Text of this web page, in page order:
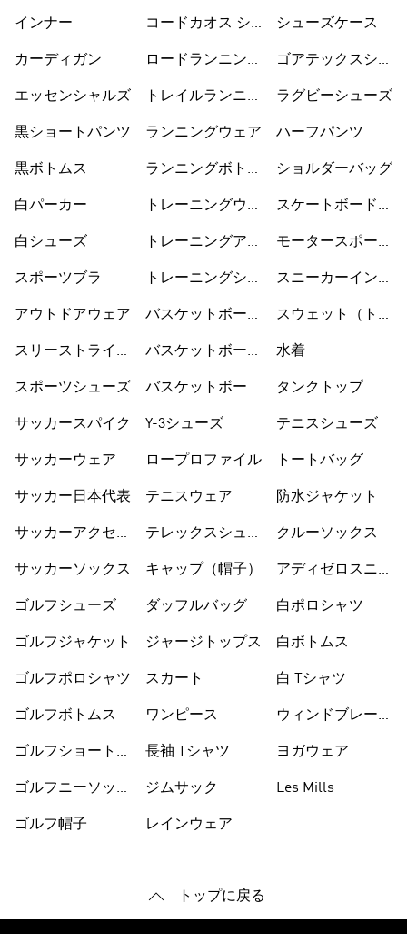
インナー
カーディガン
エッセンシャルズ
黒ショートパンツ
黒ボトムス
白パーカー
白シューズ
スポーツブラ
アウトドアウェア
スリーストライプ
スポーツシューズ
サッカースパイク
サッカーウェア
サッカー日本代表
サッカーアクセサ
サッカーソックス
ゴルフシューズ
ゴルフジャケット
ゴルフポロシャツ
ゴルフボトムス
ゴルフショートパ
ゴルフニーソック
ゴルフ帽子
コードカオス シ
ロードランニング
トレイルランニン
ランニングウェア
ランニングボトム
トレーニングウェ
トレーニングアク
トレーニングシュ
バスケットボール
バスケットボール
バスケットボール
Y-3シューズ
ロープロファイル
テニスウェア
テレックスシュー
キャップ（帽子）
ダッフルバッグ
ジャージトップス
スカート
ワンピース
長袖 Tシャツ
ジムサック
レインウェア
シューズケース
ゴアテックスシュ
ラグビーシューズ
ハーフパンツ
ショルダーバッグ
スケートボードシ
モータースポーツ
スニーカーインソ
スウェット（トレ
水着
タンクトップ
テニスシューズ
トートバッグ
防水ジャケット
クルーソックス
アディゼロスニー
白ポロシャツ
白ボトムス
白 Tシャツ
ウィンドブレーカ
ヨガウェア
Les Mills
トップに戻る